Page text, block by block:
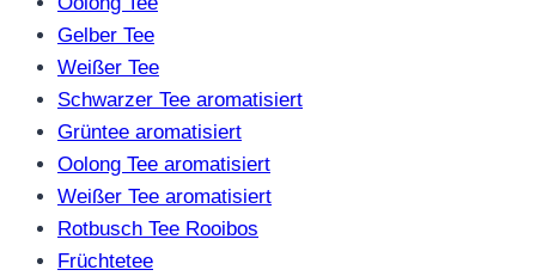
Gelber Tee
Weißer Tee
Schwarzer Tee aromatisiert
Grüntee aromatisiert
Oolong Tee aromatisiert
Weißer Tee aromatisiert
Rotbusch Tee Rooibos
Früchtetee